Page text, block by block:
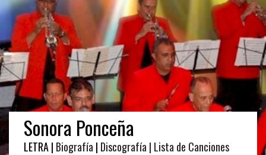
Sonora Ponceña
LETRA | Biografía | Discografía | Lista de Canciones